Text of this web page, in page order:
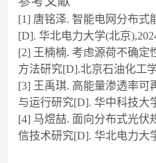
[1] 唐铭泽. 智能电网分布式
[D]. 华北电力大学(北京
[2] 王楠楠. 考虑源荷不确定
方法研究[D].北京石油化工
[3] 王禹琪. 高能量渗透率可
与运行研究[D]. 华中科技大
[4] 马煜喆. 面向分布式光伏
信技术研究[D]. 华北电力大